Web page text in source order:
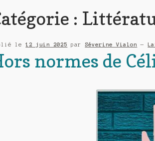
:
le12 juin 2025 parSéverine Vialon —
normes de